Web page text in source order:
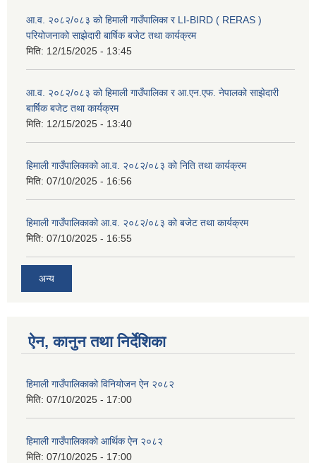
आ.व. २०८२/०८३ को हिमाली गाउँपालिका र LI-BIRD ( RERAS )
परियोजनाको साझेदारी बार्षिक बजेट तथा कार्यक्रम
मिति: 12/15/2025 - 13:45
आ.व. २०८२/०८३ को हिमाली गाउँपालिका र आ.एन.एफ. नेपालको साझेदारी
बार्षिक बजेट तथा कार्यक्रम
मिति: 12/15/2025 - 13:40
हिमाली गाउँपालिकाको आ.व. २०८२/०८३ को निति तथा कार्यक्रम
मिति: 07/10/2025 - 16:56
हिमाली गाउँपालिकाको आ.व. २०८२/०८३ को बजेट तथा कार्यक्रम
मिति: 07/10/2025 - 16:55
अन्य
ऐन, कानुन तथा निर्देशिका
हिमाली गाउँपालिकाको विनियोजन ऐन २०८२
मिति: 07/10/2025 - 17:00
हिमाली गाउँपालिकाको आर्थिक ऐन २०८२
मिति: 07/10/2025 - 17:00